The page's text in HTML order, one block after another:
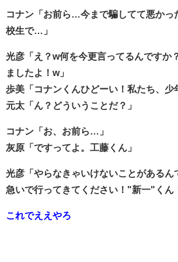
コナン「お前ら…今まで騙してて悪かっ
校生で…」
光彦「え？w何を今更言ってるんですか
ましたよ！w」
歩美「コナンくんひどーい！私たち、少
元太「ん？どういうことだ？」
コナン「お、お前ら…」
灰原「ですってよ。工藤くん」
光彦「やらなきゃいけないことがあるん
急いで行ってきてください！"新一"くん
これでええやろ